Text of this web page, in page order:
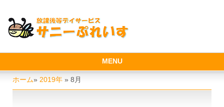
MENU
ホーム» 2019年 » 8月